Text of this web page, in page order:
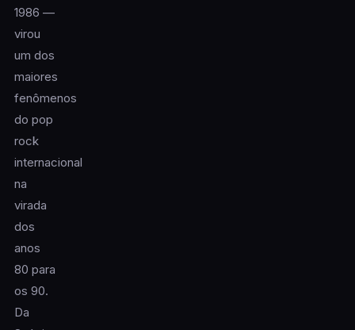
1986 —
virou
um dos
maiores
fenômenos
do pop
rock
internacional
na
virada
dos
anos
80 para
os 90.
Da